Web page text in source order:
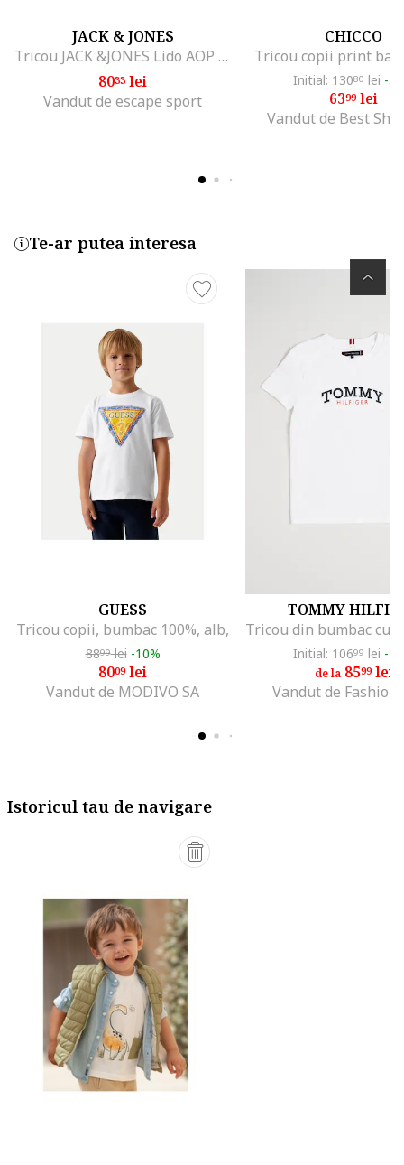
JACK & JONES
Tricou JACK &JONES Lido AOP Back Print JNR 43800, Gri
8033lei
Vandut de escape sport
CHICCO
Tricou copii print
Initial: 13080 lei -
6399lei
Vandut de Best
Te-ar putea interesa
GUESS
Tricou copii, bumbac 100%, alb,
8899lei -10%
8009lei
Vandut de MODIVO SA
TOMMY
Initial: 10699 lei -
de la8599lei
Vandut de Fashion
Istoricul tau de navigare